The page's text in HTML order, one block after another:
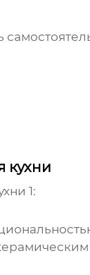
кухни
1: